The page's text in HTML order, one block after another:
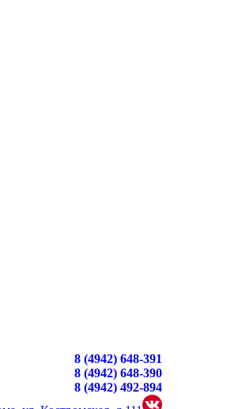
8 (4942) 648-391
8 (4942) 648-390
8 (4942) 492-894